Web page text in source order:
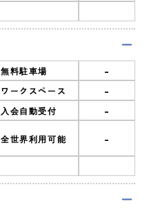
無料駐車場 -
ワークスペース -
入会自動受付 -
全世界利用可能 -